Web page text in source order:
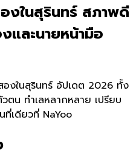
งในสุรินทร์ สภาพดี
และนายหน้ามือ
องในสุรินทร์ อัปเดต 2026 ทั้ง
ตน ทำเลหลากหลาย เปรียบ
ที่เดียวที่ NaYoo